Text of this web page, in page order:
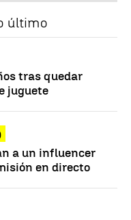
último
tras quedar
juguete
a un influencer
en directo